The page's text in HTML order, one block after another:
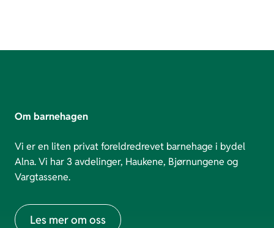
Om barnehagen
Vi er en liten privat foreldredrevet barnehage i bydel
Alna. Vi har 3 avdelinger, Haukene, Bjørnungene og
Vargtassene.
Les mer om oss